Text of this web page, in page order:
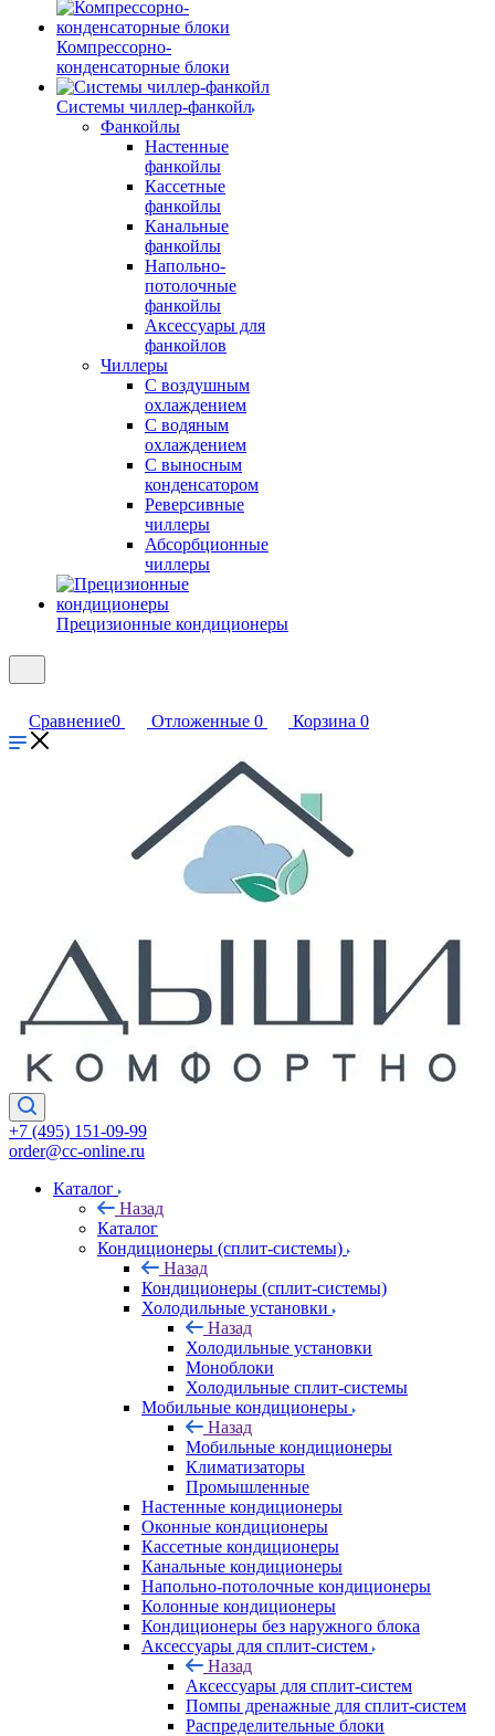
Компрессорно-
конденсаторные блоки
Системы чиллер-фанкойл
Фанкойлы
Настенные
фанкойлы
Кассетные
фанкойлы
Канальные
фанкойлы
Напольно-
потолочные
фанкойлы
Аксессуары для
фанкойлов
Чиллеры
С воздушным
охлаждением
С водяным
охлаждением
С выносным
конденсатором
Реверсивные
чиллеры
Абсорбционные
чиллеры
Прецизионные кондиционеры
Сравнение0 Отложенные 0 Корзина 0
+7 (495) 151-09-99
order@cc-online.ru
Каталог
Назад
Каталог
Кондиционеры (сплит-системы)
Назад
Кондиционеры (сплит-системы)
Холодильные установки
Назад
Холодильные установки
Моноблоки
Холодильные сплит-системы
Мобильные кондиционеры
Назад
Мобильные кондиционеры
Климатизаторы
Промышленные
Настенные кондиционеры
Оконные кондиционеры
Кассетные кондиционеры
Канальные кондиционеры
Напольно-потолочные кондиционеры
Колонные кондиционеры
Кондиционеры без наружного блока
Аксессуары для сплит-систем
Назад
Аксессуары для сплит-систем
Помпы дренажные для сплит-систем
Распределительные блоки